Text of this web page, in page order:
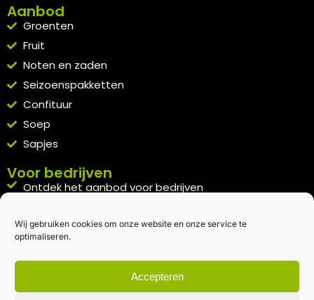
Wij gebruiken cookies om onze website en onze service te
optimaliseren.
Accepteren
Aanbod
Groenten
Fruit
Noten en zaden
Seizoenspakketten
Confituur
Soep
Sapjes
Voor bedrijven
Ontdek het aanbod voor bedrijven
Kennismakingspakket aanvragen
Blijft op de hoogte
Rechtstreeks van het veld naar je inbox.
Inschrijven nieuwsbrief